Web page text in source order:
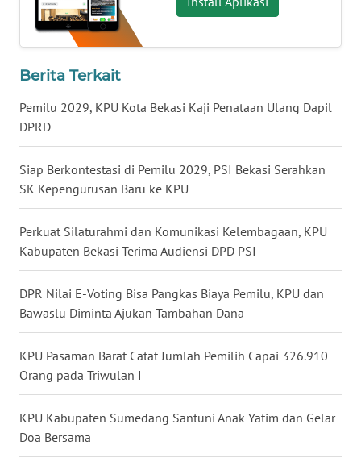
Berita Terkait
Pemilu 2029, KPU Kota Bekasi Kaji Penataan Ulang Dapil
DPRD
Siap Berkontestasi di Pemilu 2029, PSI Bekasi Serahkan
SK Kepengurusan Baru ke KPU
Perkuat Silaturahmi dan Komunikasi Kelembagaan, KPU
Kabupaten Bekasi Terima Audiensi DPD PSI
DPR Nilai E-Voting Bisa Pangkas Biaya Pemilu, KPU dan
Bawaslu Diminta Ajukan Tambahan Dana
KPU Pasaman Barat Catat Jumlah Pemilih Capai 326.910
Orang pada Triwulan I
KPU Kabupaten Sumedang Santuni Anak Yatim dan Gelar
Doa Bersama
WN
MALUKU
MALUT
WN
DAIRI
WN
DANAU
WN
LANGKAT
TAPANULI
SELATAN